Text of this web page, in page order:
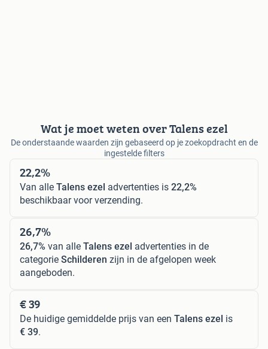
Wat je moet weten over Talens ezel
De onderstaande waarden zijn gebaseerd op je zoekopdracht en de
ingestelde filters
22,2%
Van alle Talens ezel advertenties is 22,2%
beschikbaar voor verzending.
26,7%
26,7% van alle Talens ezel advertenties in de
categorie Schilderen zijn in de afgelopen week
aangeboden.
€ 39
De huidige gemiddelde prijs van een Talens ezel is
€ 39.